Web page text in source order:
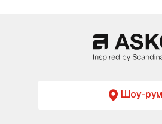
Шоу-рум